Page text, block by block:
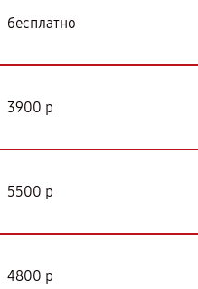
бесплатно
3900 р
5500 р
4800 р